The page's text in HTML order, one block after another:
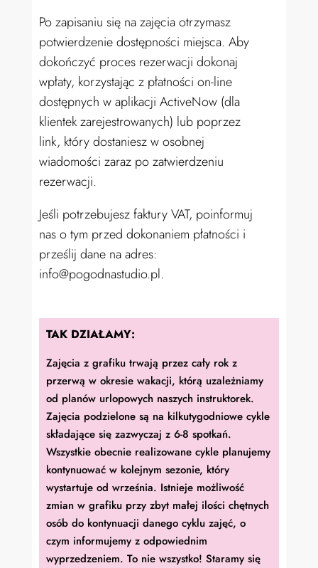
Po zapisaniu się na zajęcia otrzymasz
potwierdzenie dostępności miejsca. Aby
dokończyć proces rezerwacji dokonaj
wpłaty, korzystając z płatności on-line
dostępnych w aplikacji ActiveNow (dla
klientek zarejestrowanych) lub poprzez
link, który dostaniesz w osobnej
wiadomości zaraz po zatwierdzeniu
rezerwacji.
Jeśli potrzebujesz faktury VAT, poinformuj
nas o tym przed dokonaniem płatności i
prześlij dane na adres:
info@pogodnastudio.pl.
TAK DZIAŁAMY:
Zajęcia z grafiku trwają przez cały rok z
przerwą w okresie wakacji, którą uzależniamy
od planów urlopowych naszych instruktorek.
Zajęcia podzielone są na kilkutygodniowe cykle
składające się zazwyczaj z 6-8 spotkań.
Wszystkie obecnie realizowane cykle planujemy
kontynuować w kolejnym sezonie, który
wystartuje od września. Istnieje możliwość
zmian w grafiku przy zbyt małej ilości chętnych
osób do kontynuacji danego cyklu zajęć, o
czym informujemy z odpowiednim
wyprzedzeniem. To nie wszystko! Staramy się